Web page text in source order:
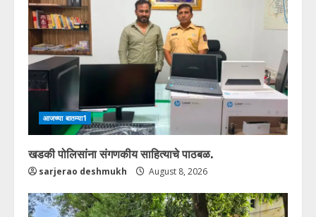
आजच्या बातम्या1
खडकी पोलिसांना संगणकीय साहित्याचे पाठबळ.
sarjerao deshmukh August 8, 2026